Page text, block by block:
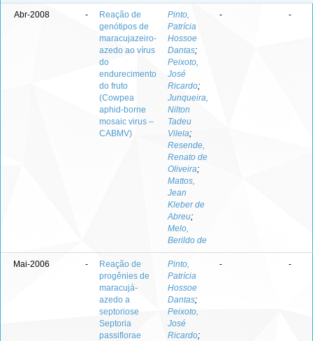
Abr-2008 -
Reação de
genótipos de
maracujazeiro-
azedo ao vírus
do
endurecimento
do fruto
(Cowpea
aphid-borne
mosaic virus –
CABMV)
Pinto,
Patrícia
Hossoe
Dantas;
Peixoto,
José
Ricardo;
Junqueira,
Nilton
Tadeu
Vilela;
Resende,
Renato de
Oliveira;
Mattos,
Jean
Kleber de
Abreu;
Melo,
Berildo de
- -
Mai-2006 -
Reação de
progênies de
maracujá-
azedo a
septoriose
Septoria
passiflorae
Pinto,
Patrícia
Hossoe
Dantas;
Peixoto,
José
Ricardo;
- -